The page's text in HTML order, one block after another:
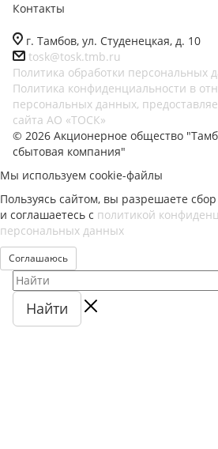
Контакты
г. Тамбов, ул. Студенецкая, д. 10
tosk@tosk.tmb.ru
Политика обработки персональных
Политика конфиденциальности в
персональных данных,
сайта АО «ТОСК»
© 2026 Акционерное общество
сбытовая компания"
Мы используем cookie-файлы
Пользуясь сайтом, вы разрешаете
и соглашаетесь с политикой
персональных данных
Соглашаюсь
Найти